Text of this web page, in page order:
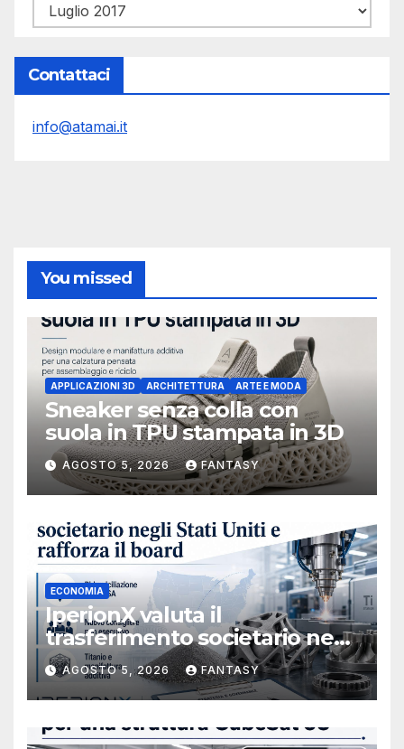
Archivi
Contattaci
info@atamai.it
You missed
APPLICAZIONI 3D ARCHITETTURA ARTE E MODA
Sneaker senza colla con
suola in TPU stampata in 3D
AGOSTO 5, 2026 FANTASY
ECONOMIA
IperionX valuta il
trasferimento societario negli
Stati Uniti e rafforza il board,
ha nominato Michael J.
Loparco amministratore
indipendente non esecutivo
AGOSTO 5, 2026 FANTASY